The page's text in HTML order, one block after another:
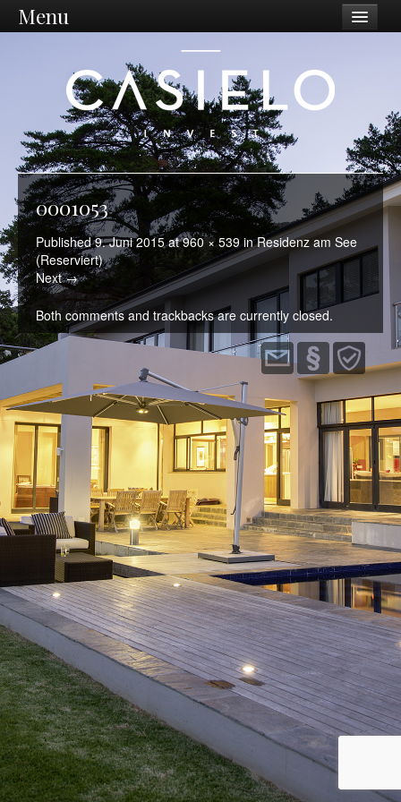
Menu
Philosophie
Vision / Mission
Dienstleistungen
Unternehmen
Standort Ostschweiz
Was wir tun
Ankauf
Sanierungen
Projektentwicklung
Immobilien
Kontakt
0001053
Published9. Juni 2015at960 × 539inResidenz am See
(Reserviert)
Next →
Both comments and trackbacks are currently closed.